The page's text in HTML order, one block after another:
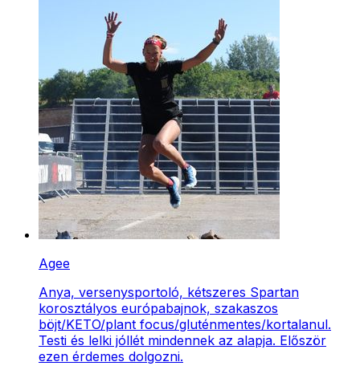
Agee
Anya, versenysportoló, kétszeres Spartan
korosztályos európabajnok, szakaszos
böjt/KETO/plant focus/gluténmentes/kortalanul.
Testi és lelki jóllét mindennek az alapja. Először
ezen érdemes dolgozni.